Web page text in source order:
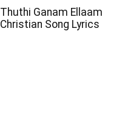
Thuthi Ganam Ellaam
Christian Song Lyrics